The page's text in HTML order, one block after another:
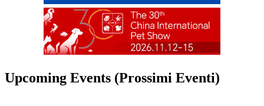
Upcoming Events (Prossimi Eventi)